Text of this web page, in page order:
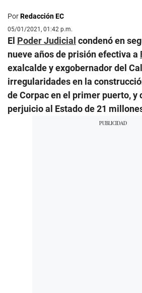
PorRedacción EC
05/01/2021, 01:42 p.m.
El Poder Judicial condenó en
nueve años de prisión efectiva a
exalcalde y exgobernador del
irregularidades en la
de Corpac en el primer puerto, y
perjuicio al Estado de 21